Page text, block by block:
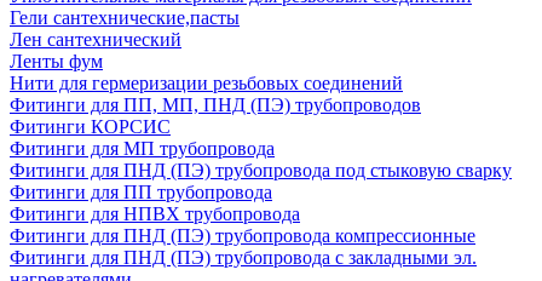
Гели сантехнические,пасты
Лен сантехнический
Ленты фум
Нити для гермеризации резьбовых соединений
Фитинги для ПП, МП, ПНД (ПЭ) трубопроводов
Фитинги КОРСИС
Фитинги для МП трубопровода
Фитинги для ПНД (ПЭ) трубопровода под стыковую сварку
Фитинги для ПП трубопровода
Фитинги для НПВХ трубопровода
Фитинги для ПНД (ПЭ) трубопровода компрессионные
Фитинги для ПНД (ПЭ) трубопровода с закладными эл.